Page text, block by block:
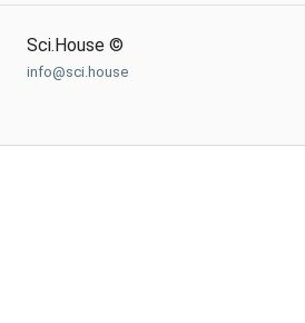
Sci.House ©
info@sci.house